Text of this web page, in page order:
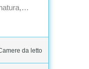
da letto